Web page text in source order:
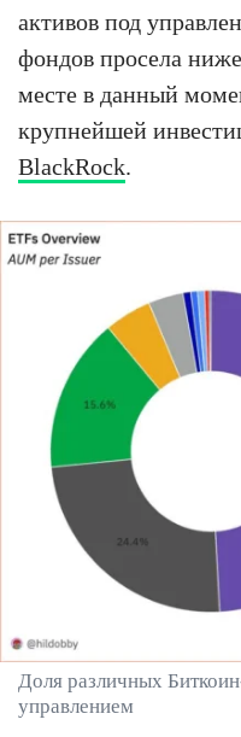
активов под
фондов просела
месте в данный
крупнейшей
BlackRock.
Доля различных
управлением